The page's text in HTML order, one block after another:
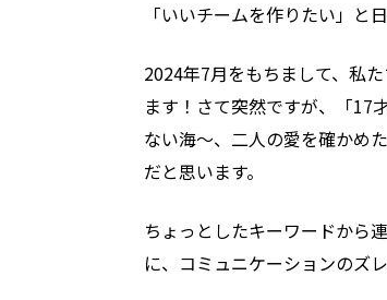
「いいチームを作りたい」と
2024年7月をもちまして、私
ます！さて突然ですが、「17
ない海〜、二人の愛を確かめ
だと思います。
ちょっとしたキーワードから
に、コミュニケーションのズ